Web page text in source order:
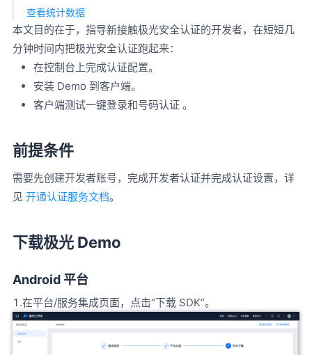
查看统计数据
本文目的在于，指导新接触极光安全认证的开发者，在短短几
分钟时间内把极光安全认证跑起来：
在控制台上完成认证配置。
安装 Demo 到客户端。
客户端测试一键登录和号码认证 。
前提条件
需要先创建开发者账号，完成开发者认证并完成认证设置，详
见 开通认证服务文档。
下载极光 Demo
Android 平台
1.在平台/服务集成页面，点击“下载 SDK”。